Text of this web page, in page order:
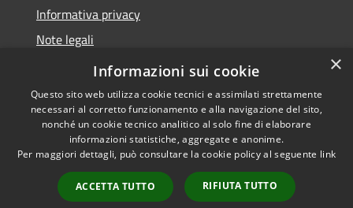
Informativa privacy
Note legali
Dichiarazione di accessibilità
Accessibilità
Copyright © 2026 • Comune di
Aosta • Powered by
Municipium•
Accesso
redazione
×
Informazioni sui cookie
Questo sito web utilizza cookie tecnici e assimilati strettamente
necessari al corretto funzionamento e alla navigazione del sito,
nonché un cookie tecnico analitico al solo fine di elaborare
informazioni statistiche, aggregate e anonime.
Per maggiori dettagli, può consultare la cookie policy al seguente link
ACCETTA TUTTO RIFIUTA TUTTO